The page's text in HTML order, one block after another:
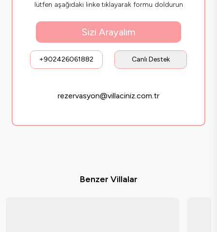
lütfen aşağıdaki linke tıklayarak formu doldurun
Sizi Arayalım
+902426061882 Canlı Destek
rezervasyon@villaciniz.com.tr
Benzer Villalar